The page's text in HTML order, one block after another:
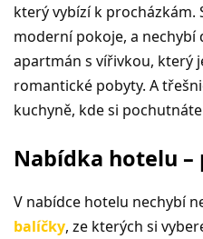
který vybízí k procházkám.
moderní pokoje, a nechybí
apartmán s vířivkou, který
romantické pobyty. A
kuchyně, kde si
Nabídka hotelu
V nabídce hotelu nechybí
balíčky, ze kterých si